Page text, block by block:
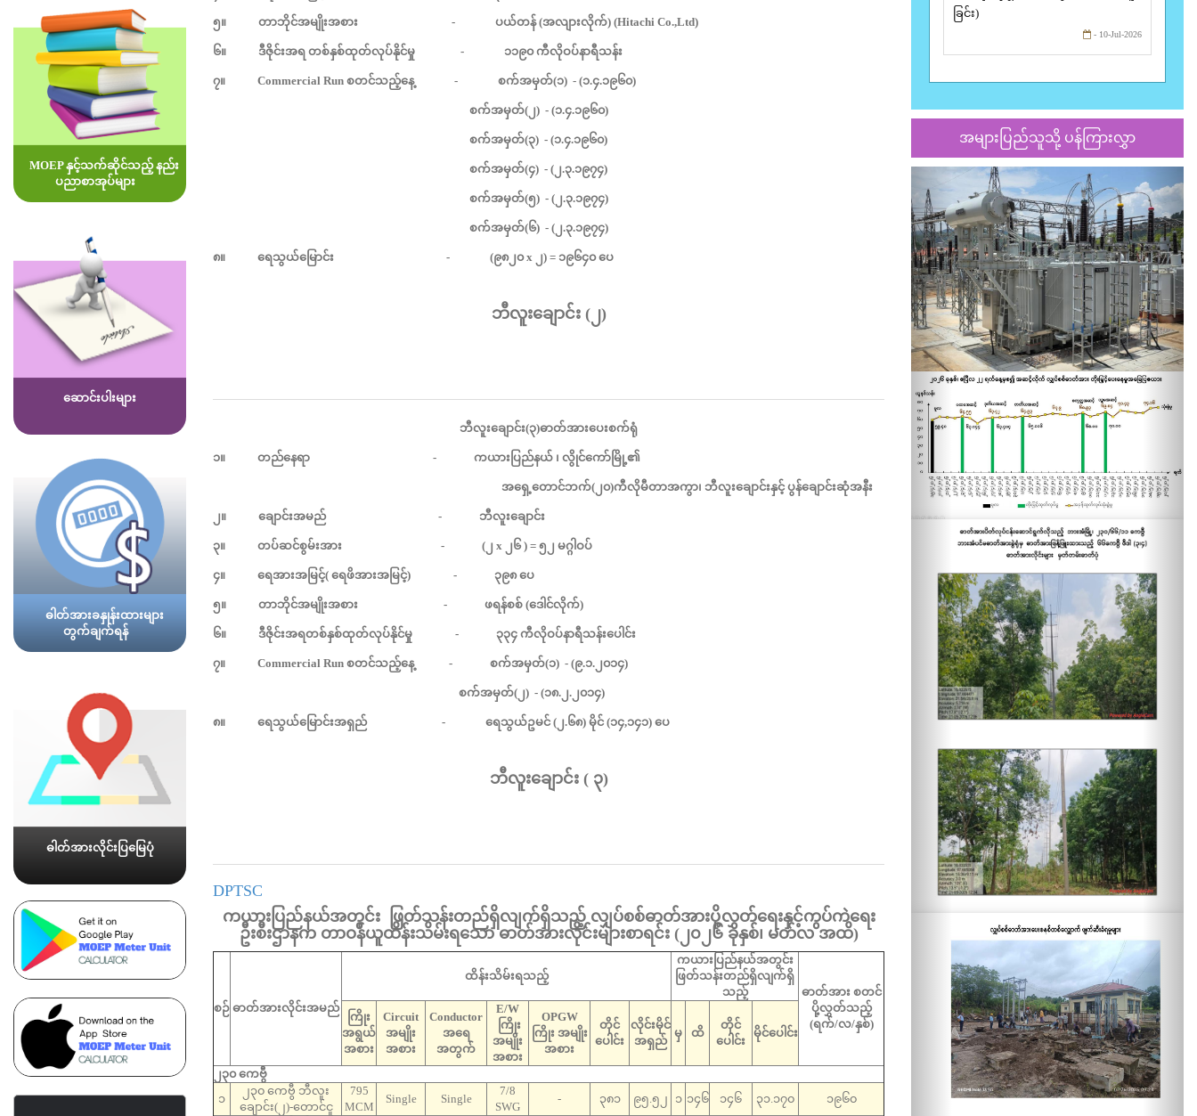
MOEP နှင့်သက်ဆိုင်သည့် နည်း
ပညာစာအုပ်များ
ဆောင်းပါးများ
ဓါတ်အားခနှုန်းထားများ
တွက်ချက်ရန်
ဓါတ်အားလိုင်းပြမြေပုံ
၅။ တာဘိုင်အမျိုးအစား - ပယ်တန် (အလျားလိုက်) (Hitachi Co.,Ltd)
၆။ ဒီဇိုင်းအရ တစ်နှစ်ထုတ်လုပ်နိုင်မှု - ၁၁၉၀ ကီလိုဝပ်နာရီသန်း
၇။ Commercial Run စတင်သည့်နေ့- စက်အမှတ်(၁) - (၁.၄.၁၉၆၀)
စက်အမှတ်( ၂) - (၁.၄.၁၉၆၀)
စက်အမှတ်(၃) - (၁.၄.၁၉၆၀)
စက်အမှတ်(၄) - ( ၂.၃.၁၉၇၄)
စက်အမှတ်(၅) - ( ၂.၃.၁၉၇၄)
စက်အမှတ်(၆) - ( ၂.၃.၁၉၇၄)
၈။ ရေသွယ်မြောင်း - (၉၈၂၀x ၂) = ၁၉၆၄၀ ပေ
ဘီလူးချောင်း(၂)
ဘီလူးချောင်း(၃)ဓာတ်အားပေးစက်ရုံ
၁။ တည်နေရာ - ကယားပြည်နယ် ၊ လွိုင်ကော်မြို့၏
အရှေ့တောင်ဘက်( ၂၀)ကီလိုမီတာအကွာ၊ ဘီလူးချောင်းနှင့် ပွန်ချောင်းဆုံအနီး
၂။ ချောင်းအမည်- ဘီလူးချောင်း
၃။ တပ်ဆင်စွမ်းအား - ( ၂ x ၂၆) = ၅၂ မဂ္ဂါဝပ်
၄။ ရေအားအမြင့်( ရေဖိအားအမြင့်) - ၃၉၈ ပေ
၅။ တာဘိုင်အမျိုးအစား - ဖရန်စစ် (ဒေါင်လိုက်)
၆။ ဒီဇိုင်းအရတစ်နှစ်ထုတ်လုပ်နိုင်မှု - ၃၃၄ ကီလိုဝပ်နာရီသန်းပေါင်း
၇။ Commercial Run စတင်သည့်နေ့- စက်အမှတ်(၁) - (၉.၁. ၂၀၁၄)
စက်အမှတ်( ၂) - (၁၈. ၂. ၂၀၁၄)
၈။ ရေသွယ်မြောင်းအရှည်- ရေသွယ်ဥမင် ( ၂.၆၈) မိုင် (၁၄,၁၄၁) ပေ
ဘီလူးချောင်း( ၃)
DPTSC
ကယားပြည်နယ်အတွင်း ဖြတ်သန်းတည်ရှိလျက်ရှိသည့် လျှပ်စစ်ဓာတ်အားပို့လွှတ်ရေးနှင့်ကွပ်ကဲရေး
ဦးစီးဌာနက တာဝန်ယူထိန်းသိမ်းရသော ဓာတ်အားလိုင်းများစာရင်း (၂၀၂၆ ခုနှစ်၊ မတ်လ အထိ)
စဉ် ဓာတ်အားလိုင်းအမည်
ထိန်းသိမ်းရသည့်
ကယားပြည်နယ်အတွင်း
ဖြတ်သန်းတည်ရှိလျက်ရှိ
သည့်
ဓာတ်အား စတင်
ပို့လွှတ်သည့်
(ရက်/လ/နှစ်)
ကြိုး
အရွယ်
အစား
Circuit
အမျိုး
အစား
Conductor
အရေ
အတွက်
E/W
ကြိုး
အမျိုး
အစား
OPGW
ကြိုး အမျိုး
အစား
တိုင်
ပေါင်း
လိုင်းမိုင်
အရှည်
မှ ထိ
‌တိုင်
ပေါင်း
မိုင်ပေါင်း
၂၃၀ ကေဗွီ
၁
၂၃၀ ကေဗွီ ဘီလူး
ချောင်း(၂)-တောင်ငူ
795
MCM
Single Single
7/8
SWG
- ၃၈၁ ၉၅.၅၂ ၁ ၁၄၆ ၁၄၆ ၃၁.၁၇၀ ၁၉၆၀
ခြင်း)
- 10-Jul-2026
အများပြည်သူသို့ ပန်ကြားလွှာ
Previous Next